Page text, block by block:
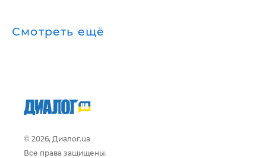
Смотреть ещё
© 2026, Диалог.ua
Все права защищены.